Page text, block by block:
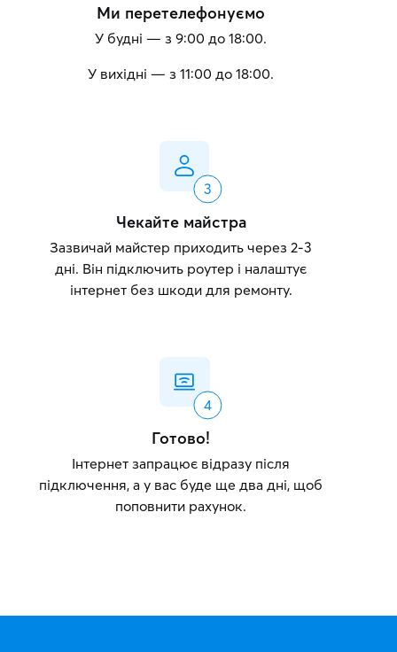
Ми перетелефонуємо
У будні — з 9:00 до 18:00.
У вихідні — з 11:00 до 18:00.
Чекайте майстра
Зазвичай майстер приходить через 2-3
дні. Він підключить роутер і налаштує
інтернет без шкоди для ремонту.
Готово!
Інтернет запрацює відразу після
підключення, а у вас буде ще два дні, щоб
поповнити рахунок.